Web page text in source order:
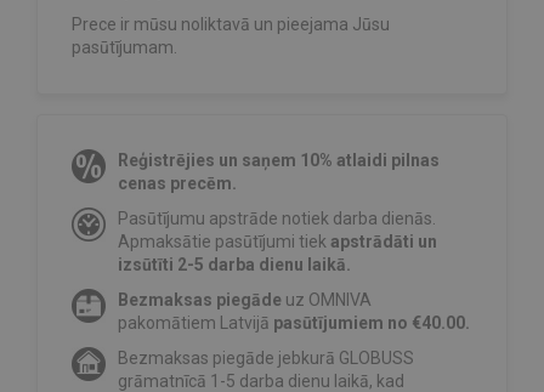
Prece ir mūsu noliktavā un pieejama Jūsu
pasūtījumam.
Reģistrējies un saņem 10% atlaidi pilnas
cenas precēm.
Pasūtījumu apstrāde notiek darba dienās.
Apmaksātie pasūtījumi tiek apstrādāti un
izsūtīti 2-5 darba dienu laikā.
Bezmaksas piegāde uz OMNIVA
pakomātiem Latvijā pasūtījumiem no €40.00.
Bezmaksas piegāde jebkurā GLOBUSS
grāmatnīcā 1-5 darba dienu laikā, kad